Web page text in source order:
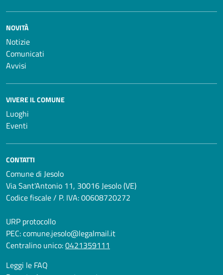
NOVITÀ
Notizie
Comunicati
Avvisi
VIVERE IL COMUNE
Luoghi
Eventi
CONTATTI
Comune di Jesolo
Via Sant'Antonio 11, 30016 Jesolo (VE)
Codice fiscale / P. IVA: 00608720272
URP protocollo
PEC:comune.jesolo@legalmail.it
Centralino unico:0421359111
Leggi le FAQ